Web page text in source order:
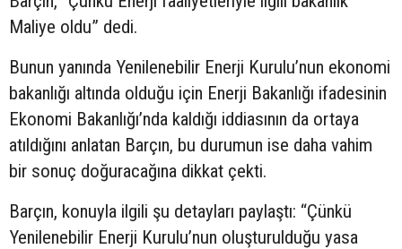
Maliye oldu” dedi.
Bunun yanında Yenilenebilir Enerji Kurulu’nun ekonomi
bakanlığı altında olduğu için Enerji Bakanlığı ifadesinin
Ekonomi Bakanlığı’nda kaldığı iddiasının da ortaya
atıldığını anlatan Barçın, bu durumun ise daha vahim
bir sonuç doğuracağına dikkat çekti.
Barçın, konuyla ilgili şu detayları paylaştı: “Çünkü
Yenilenebilir Enerji Kurulu’nun oluşturulduğu yasa